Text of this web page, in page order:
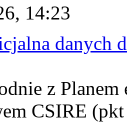
14:23
danych
z
CSIRE